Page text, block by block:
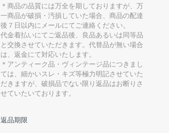
＊商品の品質には万全を期しておりますが、万
一商品が破損・汚損していた場合、商品の配達
後７日以内にメールにてご連絡ください。
代金着払いにてご返品後、良品あるいは同等品
と交換させていただきます。代替品が無い場合
は、返金にて対応いたします。
＊アンティーク品・ヴィンテージ品につきまし
ては、細かいスレ・キズ等極力明記させていた
だきますが、破損品でない限り返品はお断りさ
せていたいております。
返品期限